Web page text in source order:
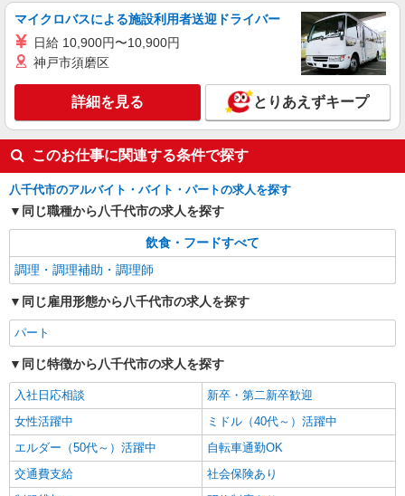
キープ 詳細を見る
マイクロバスによる施設利用者送迎ドライバー
日給 10,900円〜10,900円
神戸市須磨区
詳細を見る とりあえずキープ
このお仕事に関連する条件で探す
八千代市のアルバイト・バイト・パートの求人を探す
同じ職種から八千代市の求人を探す
飲食・フードすべて
調理・調理補助・調理師
同じ雇用形態から八千代市の求人を探す
パート
同じ特徴から八千代市の求人を探す
入社日応相談
新卒・第二新卒歓迎
女性活躍中
ミドル（40代～）活躍中
エルダー（50代～）活躍中
自転車通勤OK
交通費支給
社会保険あり